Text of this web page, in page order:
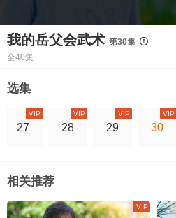
我的岳父会武术 第30集
全40集
选集
27
VIP
28
VIP
29
VIP
30
VIP
相关推荐